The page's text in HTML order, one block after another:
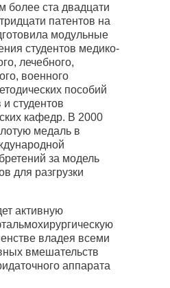
более ста двадцати
патентов на
модульные
студентов медико-
лечебного,
военного
пособий
студентов
кафедр. В 2000
медаль в
за модель
для разгрузки
активную
владея всеми
вмешательств
аппарата